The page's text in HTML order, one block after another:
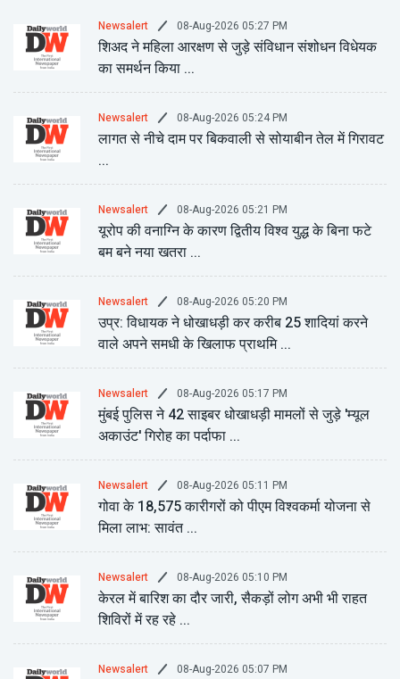
Newsalert 08-Aug-2026 05:27 PM
शिअद ने महिला आरक्षण से जुड़े संविधान संशोधन विधेयक
का समर्थन किया ...
Newsalert 08-Aug-2026 05:24 PM
लागत से नीचे दाम पर बिकवाली से सोयाबीन तेल में गिरावट
...
Newsalert 08-Aug-2026 05:21 PM
यूरोप की वनाग्नि के कारण द्वितीय विश्व युद्ध के बिना फटे
बम बने नया खतरा ...
Newsalert 08-Aug-2026 05:20 PM
उप्र: विधायक ने धोखाधड़ी कर करीब 25 शादियां करने
वाले अपने समधी के खिलाफ प्राथमि ...
Newsalert 08-Aug-2026 05:17 PM
मुंबई पुलिस ने 42 साइबर धोखाधड़ी मामलों से जुड़े 'म्यूल
अकाउंट' गिरोह का पर्दाफा ...
Newsalert 08-Aug-2026 05:11 PM
गोवा के 18,575 कारीगरों को पीएम विश्वकर्मा योजना से
मिला लाभ: सावंत ...
Newsalert 08-Aug-2026 05:10 PM
केरल में बारिश का दौर जारी, सैकड़ों लोग अभी भी राहत
शिविरों में रह रहे ...
Newsalert 08-Aug-2026 05:07 PM